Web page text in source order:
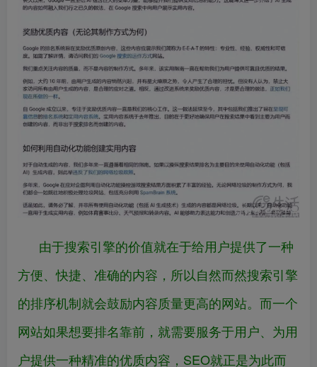
由于搜索引擎的价值就在于给用户提供了一种
方便、快捷、准确的内容，所以自然而然搜索引擎
的排序机制就会鼓励内容质量更高的网站。而一个
网站如果想要排名靠前，就需要服务于用户、为用
户提供一种精准的优质内容，SEO就正是为此而